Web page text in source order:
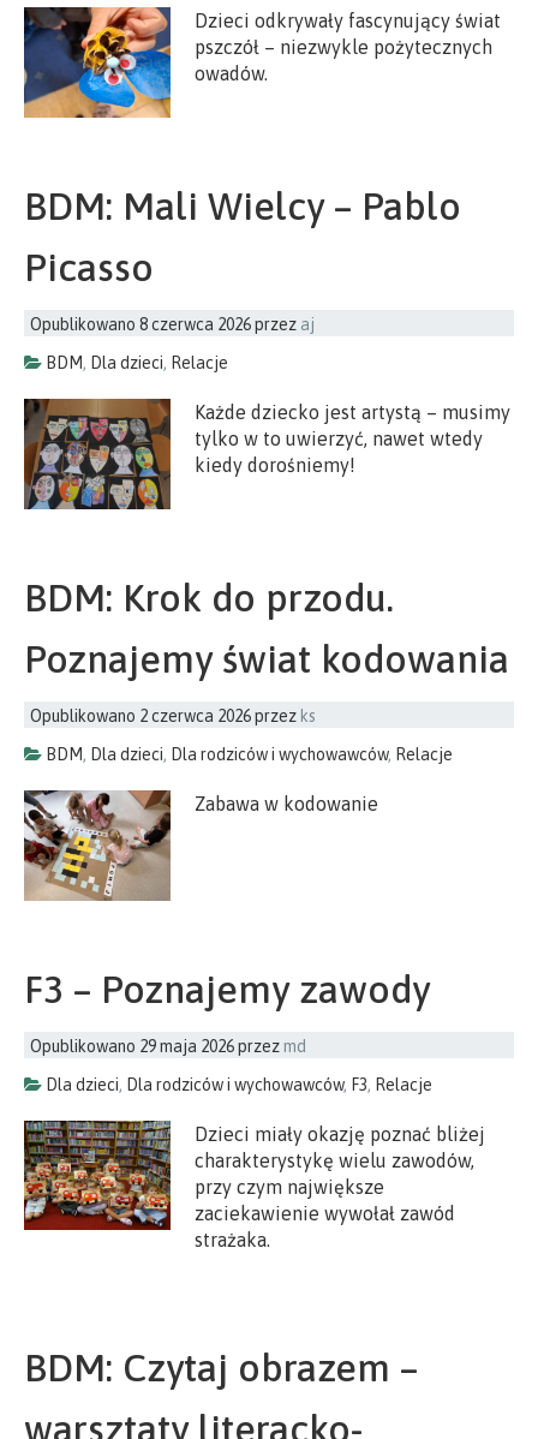
Dzieci odkrywały fascynujący świat
pszczół – niezwykle pożytecznych
owadów.
BDM: Mali Wielcy – Pablo
Picasso
Opublikowano 8 czerwca 2026przez aj
BDM, Dla dzieci, Relacje
Każde dziecko jest artystą – musimy
tylko w to uwierzyć, nawet wtedy
kiedy dorośniemy!
BDM: Krok do przodu.
Poznajemy świat kodowania
Opublikowano 2 czerwca 2026przez ks
BDM, Dla dzieci, Dla rodziców i wychowawców, Relacje
Zabawa w kodowanie
F3 – Poznajemy zawody
Opublikowano 29 maja 2026przezmd
Dla dzieci, Dla rodziców i wychowawców, F3, Relacje
Dzieci miały okazję poznać bliżej
charakterystykę wielu zawodów,
przy czym największe
zaciekawienie wywołał zawód
strażaka.
BDM: Czytaj obrazem –
warsztaty literacko-